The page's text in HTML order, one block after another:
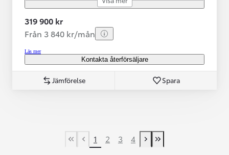
319 900 kr
Från 3 840 kr/mån
Läs mer
Kontakta återförsäljare
Jämförelse Spara
First Page
Previous page
1 2 3 4
Next page
Last Page